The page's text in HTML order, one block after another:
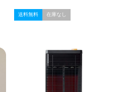
送料無料 在庫なし